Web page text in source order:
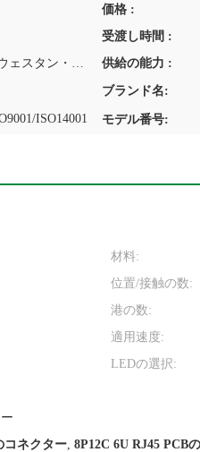
価格 :
受渡し時間 :
T/T、D/P、D/A、L/C、ウェスタン・ユニオン、MoneyGram 供給の能力 :
ブランド名:
ISO14001 モデル番号:
材料:
位置/接触の数:
港の数:
適用速度:
LEDの選択:
コネクター, 8P12C 6U RJ45 PCB